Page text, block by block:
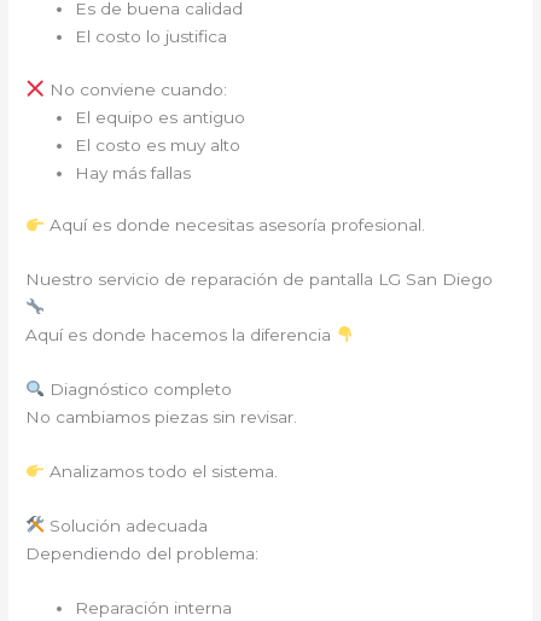
Es de buena calidad
El costo lo justifica
No conviene cuando:
El equipo es antiguo
El costo es muy alto
Hay más fallas
Aquí es donde necesitas asesoría profesional.
Nuestro servicio de reparación de pantalla LG San Diego
Aquí es donde hacemos la diferencia
Diagnóstico completo
No cambiamos piezas sin revisar.
Analizamos todo el sistema.
Solución adecuada
Dependiendo del problema:
Reparación interna